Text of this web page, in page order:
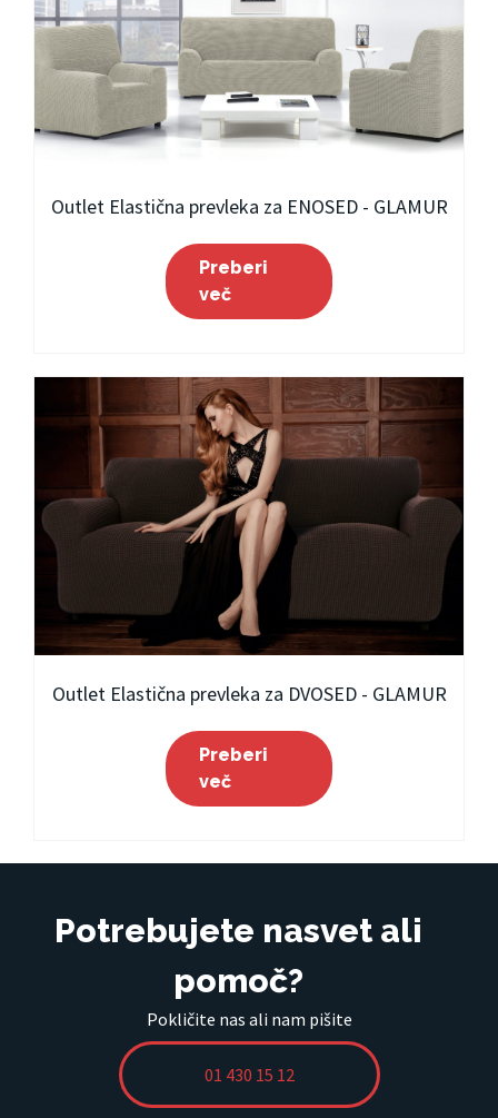
Outlet Elastična prevleka za ENOSED - GLAMUR
Preberi
več
Outlet Elastična prevleka za DVOSED - GLAMUR
Preberi
več
Potrebujete nasvet ali
pomoč?
Pokličite nas ali nam pišite
01 430 15 12